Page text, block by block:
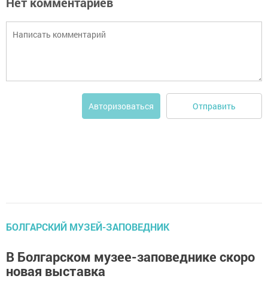
Авторизоваться Отправить
БОЛГАРСКИЙ МУЗЕЙ-ЗАПОВЕДНИК
В Болгарском музее-заповеднике скоро
новая выставка